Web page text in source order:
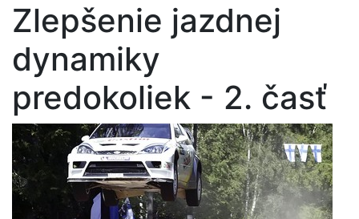
Zlepšenie jazdnej
dynamiky
predokoliek - 2. časť